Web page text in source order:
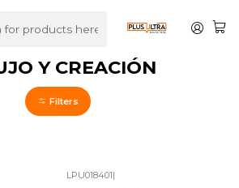
Y CREACIÓN
Filters
LPU018401|